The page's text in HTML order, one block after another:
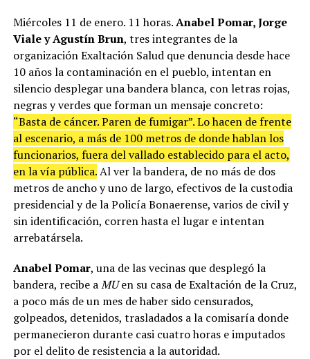
Miércoles 11 de enero. 11 horas.Anabel Pomar, Jorge
Viale y Agustín Brun, tres integrantes de la
organización Exaltación Salud que denuncia desde hace
10 años la contaminación en el pueblo, intentan en
silencio desplegar una bandera blanca, con letras rojas,
negras y verdes que forman un mensaje concreto:
“Basta de cáncer. Paren de fumigar”. Lo hacen de frente
al escenario, a más de 100 metros de donde hablan los
funcionarios, fuera del vallado establecido para el acto,
en la vía pública.Al ver la bandera, de no más de dos
metros de ancho y uno de largo, efectivos de la custodia
presidencial y de la Policía Bonaerense, varios de civil y
sin identificación, corren hasta el lugar e intentan
arrebatársela.
Anabel Pomar, una de las vecinas que desplegó la
bandera, recibe aMUen su casa de Exaltación de la Cruz,
a poco más de un mes de haber sido censurados,
golpeados, detenidos, trasladados a la comisaría donde
permanecieron durante casi cuatro horas e imputados
por el delito de resistencia a la autoridad.